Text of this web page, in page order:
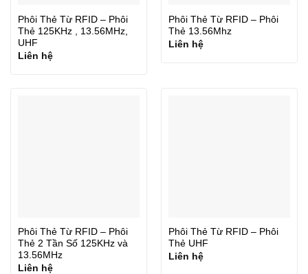
Phôi Thẻ Từ RFID – Phôi
Thẻ 125KHz , 13.56MHz,
UHF
Liên hệ
Phôi Thẻ Từ RFID – Phôi
Thẻ 13.56Mhz
Liên hệ
Phôi Thẻ Từ RFID – Phôi
Thẻ 2 Tần Số 125KHz và
13.56MHz
Liên hệ
Phôi Thẻ Từ RFID – Phôi
Thẻ UHF
Liên hệ